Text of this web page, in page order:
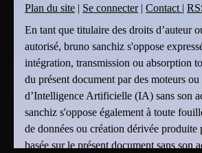
Plan du site | Se connecter| Contact |
En tant que titulaire des droits d’auteur
autorisé, bruno sanchiz s'oppose
intégration, transmission ou absorption
du présent document par des moteurs
d’Intelligence Artificielle (IA) sans son
sanchiz s'oppose également à toute
de données ou création dérivée produite
basée sur le présent document sans son